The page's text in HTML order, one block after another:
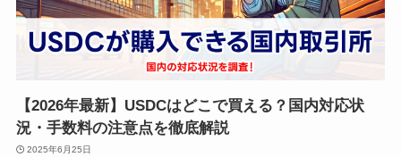
【2026年最新】USDCはどこで買える？国内対応状
況・手数料の注意点を徹底解説
2025年6月25日